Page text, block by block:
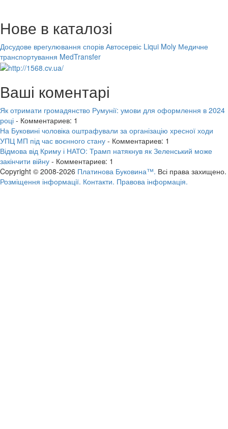
Нове в каталозі
Досудове врегулювання спорів Автосервіс Liqui Moly Медичне
транспортування MedTransfer
Ваші коментарі
Як отримати громадянство Румунії: умови для оформлення в 2024
році - Комментариев: 1
На Буковині чоловіка оштрафували за організацію хресної ходи
УПЦ МП під час воєнного стану - Комментариев: 1
Відмова від Криму і НАТО: Трамп натякнув як Зеленський може
закінчити війну - Комментариев: 1
Copyright © 2008-2026 Платинова Буковина™. Всі права захищено.
Розміщення інформації. Контакти. Правова інформація.